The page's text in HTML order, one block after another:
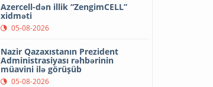
Azercell-dən illik “ZengimCELL”
xidməti
05-08-2026
Nazir Qazaxıstanın Prezident
Administrasiyası rəhbərinin
müavini ilə görüşüb
05-08-2026